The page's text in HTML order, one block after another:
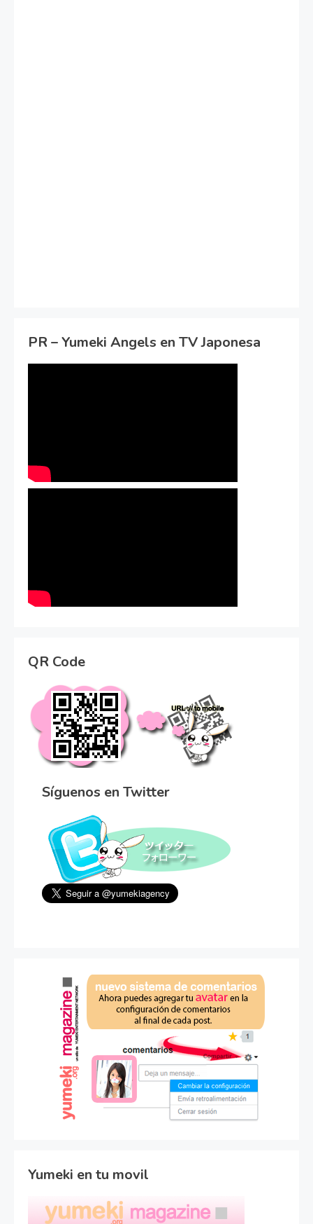
PR – Yumeki Angels en TV Japonesa
QR Code
Síguenos en Twitter
Yumeki en tu movil